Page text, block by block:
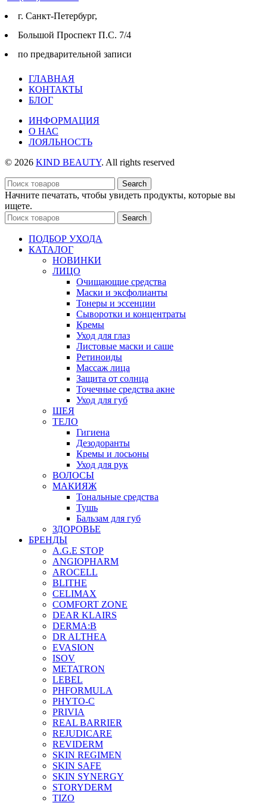
г. Cанкт-Петербург,
Большой Проспект П.С. 7/4
по предварительной записи
ГЛАВНАЯ
КОНТАКТЫ
БЛОГ
ИНФОРМАЦИЯ
О НАС
ЛОЯЛЬНОСТЬ
© 2026 KIND BEAUTY. All rights reserved
Search
Начните печатать, чтобы увидеть продукты, которые вы
ищете.
Search
ПОДБОР УХОДА
КАТАЛОГ
НОВИНКИ
ЛИЦО
Очищающие средства
Маски и эксфолианты
Тонеры и эссенции
Сыворотки и концентраты
Кремы
Уход для глаз
Листовые маски и саше
Ретиноиды
Массаж лица
Защита от солнца
Точечные средства акне
Уход для губ
ШЕЯ
ТЕЛО
Гигиена
Дезодоранты
Кремы и лосьоны
Уход для рук
ВОЛОСЫ
МАКИЯЖ
Тональные средства
Тушь
Бальзам для губ
ЗДОРОВЬЕ
БРЕНДЫ
A.G.E STOP
ANGIOPHARM
AROCELL
BLITHE
CELIMAX
COMFORT ZONE
DEAR KLAIRS
DERMA:B
DR ALTHEA
EVASION
ISOV
METATRON
LEBEL
PHFORMULA
PHYTO-C
PRIVIA
REAL BARRIER
REJUDICARE
REVIDERM
SKIN REGIMEN
SKIN SAFE
SKIN SYNERGY
STORYDERM
TIZO